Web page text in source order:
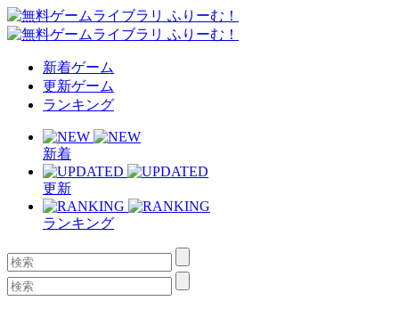
新着ゲーム
更新ゲーム
ランキング
新着
更新
ランキング